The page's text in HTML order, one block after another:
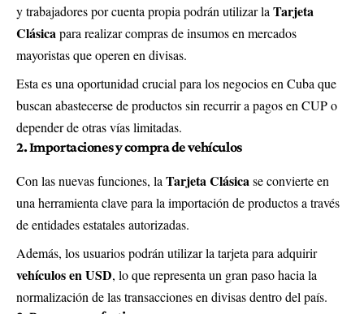
y trabajadores por cuenta propia podrán utilizar la Tarjeta
Clásicapara realizar compras de insumos en mercados
mayoristas que operen en divisas.
Esta es una oportunidad crucial para los negocios en Cuba que
buscan abastecerse de productos sin recurrir a pagos en CUP o
depender de otras vías limitadas.
2. Importaciones y compra de vehículos
Con las nuevas funciones, la Tarjeta Clásicase convierte en
una herramienta clave para la importación de productos a través
de entidades estatales autorizadas.
Además, los usuarios podrán utilizar la tarjeta para adquirir
vehículos en USD, lo que representa un gran paso hacia la
normalización de las transacciones en divisas dentro del país.